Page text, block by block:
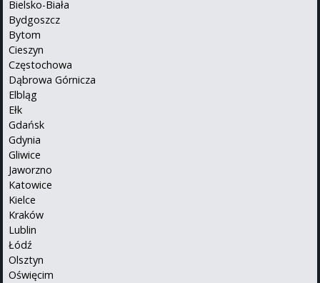
Bielsko-Biała
Bydgoszcz
Bytom
Cieszyn
Częstochowa
Dąbrowa Górnicza
Elbląg
Ełk
Gdańsk
Gdynia
Gliwice
Jaworzno
Katowice
Kielce
Kraków
Lublin
Łódź
Olsztyn
Oświęcim